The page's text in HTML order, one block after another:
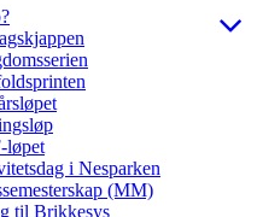
løpet
i Nesparken
(MM)
til Brikkesys